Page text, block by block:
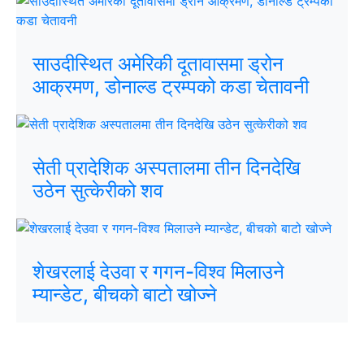
साउदीस्थित अमेरिकी दूतावासमा ड्रोन
आक्रमण, डोनाल्ड ट्रम्पको कडा चेतावनी
सेती प्रादेशिक अस्पतालमा तीन दिनदेखि
उठेन सुत्केरीको शव
शेखरलाई देउवा र गगन-विश्व मिलाउने
म्यान्डेट, बीचको बाटो खोज्ने